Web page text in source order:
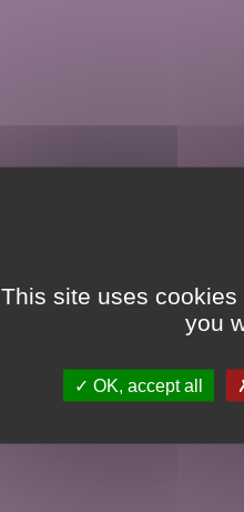
This site uses
you
OK, accept all